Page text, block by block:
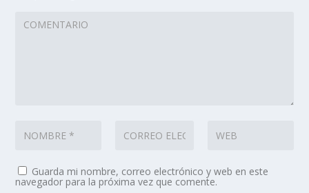
Guarda mi nombre, correo electrónico y web en este
navegador para la próxima vez que comente.